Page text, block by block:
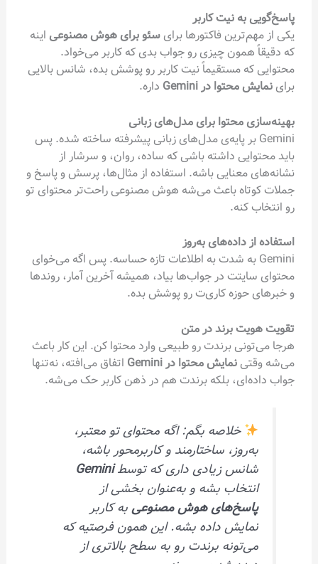
پاسخ‌گویی به نیت کاربر
یکی از مهم‌ترین فاکتورها برای سئو برای هوش مصنوعی اینه
که دقیقاً همون چیزی رو جواب بدی که کاربر می‌خواد.
محتوایی که مستقیماً نیت کاربر رو پوشش بده، شانس بالایی
برای نمایش محتوا در Gemini
داره.
بهینه‌سازی محتوا برای مدل‌های زبانی
Gemini بر پایه‌ی مدل‌های زبانی پیشرفته ساخته شده. پس
باید محتوایی داشته باشی که ساده، روان، و سرشار از
نشانه‌های معنایی باشه. استفاده از مثال‌ها، پرسش و پاسخ و
جملات کوتاه باعث می‌شه هوش مصنوعی راحت‌تر محتوای تو
رو انتخاب کنه.
استفاده از داده‌های به‌روز
Gemini به شدت به اطلاعات تازه حساسه. پس اگه می‌خوای
محتوای سایتت در جواب‌ها بیاد، همیشه آخرین آمار، روندها
و خبرهای حوزه کاری‌ت رو پوشش بده.
تقویت هویت برند در متن
هرجا می‌تونی برندت رو طبیعی وارد محتوا کن. این کار باعث
می‌شه وقتی نمایش محتوا در Gemini
اتفاق می‌افته، نه‌تنها
جواب داده‌ای، بلکه برندت هم در ذهن کاربر حک می‌شه.
خلاصه بگم: اگه محتوای تو معتبر،
به‌روز، ساختارمند و کاربرمحور باشه،
شانس زیادی داری که توسطGemini
انتخاب بشه و به‌عنوان بخشی از
پاسخ‌های هوش مصنوعیبه کاربر
نمایش داده بشه. این همون فرصتیه که
می‌تونه برندت رو به سطح بالاتری از